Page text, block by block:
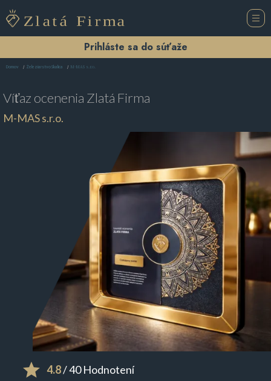
Prihláste sa do súťaže
Domov Železiarstvo Skalica M-MAS s.r.o.
Víťaz ocenenia Zlatá Firma
M-MAS s.r.o.
4.8/ 40 Hodnotení